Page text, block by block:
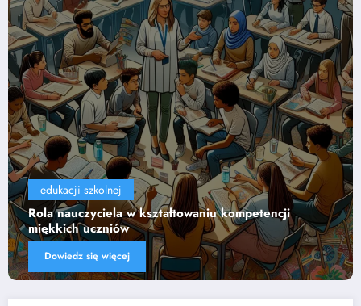
edukacji szkolnej
Wpływ technologii na efektywność nauczania
Dowiedz się więcej